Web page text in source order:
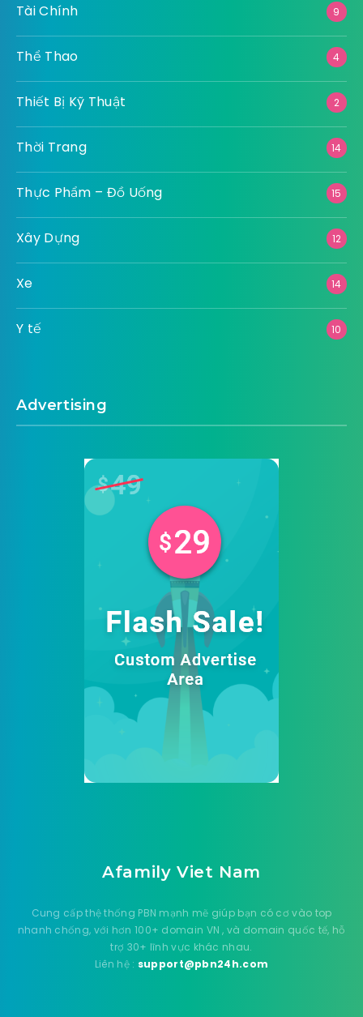
Tài Chính 9
Thể Thao 4
Thiết Bị Kỹ Thuật 2
Thời Trang 14
Thực Phẩm – Đồ Uống 15
Xây Dựng 12
Xe 14
Y tế 10
Advertising
Afamily Viet Nam
Cung cấp thệ thống PBN mạnh mẽ giúp bạn có cơ vào top
nhanh chống, với hơn 100+ domain VN , và domain quốc tế, hỗ
trợ 30+ lĩnh vực khác nhau.
Liên hệ : support@pbn24h.com